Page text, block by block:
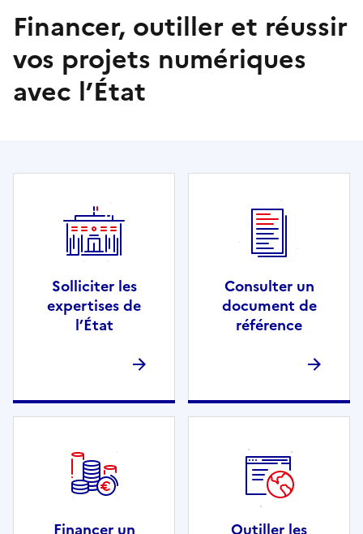
Financer, outiller et réussir
vos projets numériques
avec l’État
Solliciter les
expertises de
l’État
Consulter un
document de
référence
Financer un
Outiller les